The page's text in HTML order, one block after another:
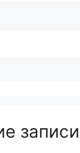
записи